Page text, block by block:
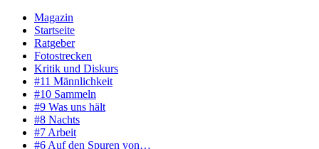
Magazin
Startseite
Ratgeber
Fotostrecken
Kritik und Diskurs
#11 Männlichkeit
#10 Sammeln
#9 Was uns hält
#8 Nachts
#7 Arbeit
#6 Auf den Spuren von…